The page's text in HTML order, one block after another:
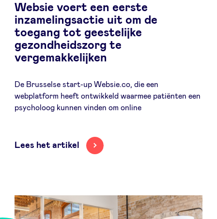
Over ons
Nieuws
Voordelen
BeAngels Academy
NXT Brussels - Investeerders groep
Websie voert een eerste
inzamelingsactie uit om de
toegang tot geestelijke
gezondheidszorg te
vergemakkelijken
De Brusselse start-up Websie.co, die een
webplatform heeft ontwikkeld waarmee patiënten een
psycholoog kunnen vinden om online
Lees het artikel